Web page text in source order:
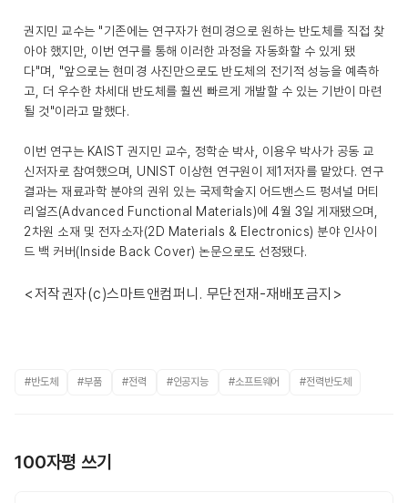
권지민 교수는 "기존에는 연구자가 현미경으로 원하는 반도체를 직접 찾
아야 했지만, 이번 연구를 통해 이러한 과정을 자동화할 수 있게 됐
다"며, "앞으로는 현미경 사진만으로도 반도체의 전기적 성능을 예측하
고, 더 우수한 차세대 반도체를 훨씬 빠르게 개발할 수 있는 기반이 마련
될 것"이라고 말했다.
이번 연구는 KAIST 권지민 교수, 정학순 박사, 이용우 박사가 공동 교
신저자로 참여했으며, UNIST 이상현 연구원이 제1저자를 맡았다. 연구
결과는 재료과학 분야의 권위 있는 국제학술지 어드밴스드 펑셔널 머티
리얼즈(Advanced Functional Materials)에 4월 3일 게재됐으며,
2차원 소재 및 전자소자(2D Materials & Electronics) 분야 인사이
드 백 커버(Inside Back Cover) 논문으로도 선정됐다.
<저작권자(c)스마트앤컴퍼니. 무단전재-재배포금지>
#반도체 #부품 #전력 #인공지능 #소프트웨어 #전력반도체
100자평 쓰기